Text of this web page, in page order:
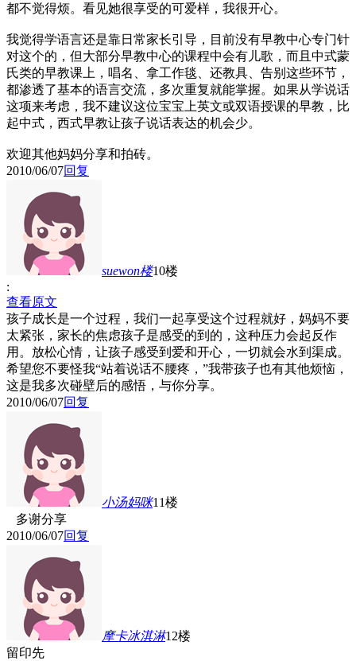
都不觉得烦。看见她很享受的可爱样，我很开心。
我觉得学语言还是靠日常家长引导，目前没有早教中心专门针
对这个的，但大部分早教中心的课程中会有儿歌，而且中式蒙
氏类的早教课上，唱名、拿工作毯、还教具、告别这些环节，
都渗透了基本的语言交流，多次重复就能掌握。如果从学说话
这项来考虑，我不建议这位宝宝上英文或双语授课的早教，比
起中式，西式早教让孩子说话表达的机会少。
欢迎其他妈妈分享和拍砖。
2010/06/07回复
suewon楼10楼
:
查看原文
孩子成长是一个过程，我们一起享受这个过程就好，妈妈不要
太紧张，家长的焦虑孩子是感受的到的，这种压力会起反作
用。放松心情，让孩子感受到爱和开心，一切就会水到渠成。
希望您不要怪我“站着说话不腰疼，”我带孩子也有其他烦恼，
这是我多次碰壁后的感悟，与你分享。
2010/06/07回复
小汤妈咪11楼
多谢分享
2010/06/07回复
摩卡冰淇淋12楼
留印先